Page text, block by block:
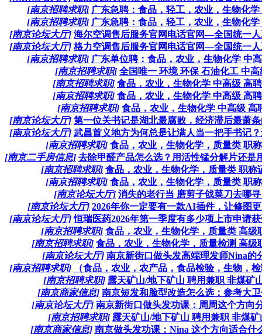
[南京招聘求职] 广东急聘：食品，轻工，农业，生物化学
[南京招聘求职] 广东急聘：食品，轻工，农业，生物化学
[南京论坛大厅] 海尔空调售后服务官网电话官网—全国统一人
[南京论坛大厅] 格力空调售后服务官网电话官网—全国统一人
[南京招聘求职] 广东单位聘：食品，农业，生物化学 中
[南京招聘求职] 全国唯一 环境 环保 石油化工 中高
[南京招聘求职] 食品，农业，生物化学 中高级 高
[南京招聘求职] 食品，农业，生物化学 中高级 高
[南京招聘求职] 食品，农业，生物化学 中高级 高
[南京论坛大厅] 第一位关书记是湖北最腐败，经济滞后最萧
[南京论坛大厅] 武昌首义地方为何总是让满人当一把手书记
[南京招聘求职] 食品，农业，生物化学，质量类 职
[南京二手房信息] 去除甲醛产品怎么选？用活性锰分解片还是
[南京招聘求职] 食品，农业，生物化学，质量类 职称
[南京招聘求职] 食品，农业，生物化学，质量类 职
[南京论坛大厅] 消失的老行当 磨剪子戗菜刀去哪
[南京论坛大厅] 2026年你一定要有一款AI插件，让修图
[南京论坛大厅] 恒瑞医药2026年第一季度有多少项上市申请
[南京招聘求职] 食品，农业，生物化学，质量类 高级
[南京招聘求职] 食品，农业，生物化学，质量检测 高级
[南京论坛大厅] 南京新街口做头发高端理发师Nina的
[南京招聘求职]
（食品，农业，农产品，食品检验，生物，
[南京招聘求职] 露天矿山/地下矿山 聘用兼职 非煤矿
[南京商家信息] 南京短发和脸型改造怎么选：参考大
[南京论坛大厅] 南京新街口做头发功课：周周这个方向
[南京招聘求职] 露天矿山/地下矿山 聘用兼职 非煤矿
[南京商家信息] 南京做头发功课：Nina 这个方向适合什